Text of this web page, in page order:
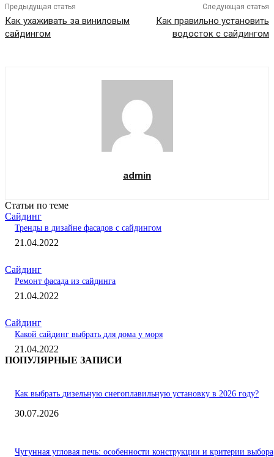
Предыдущая статья
Как ухаживать за виниловым
сайдингом
Следующая статья
Как правильно установить
водосток с сайдингом
admin
Статьи по теме
Сайдинг
Тренды в дизайне фасадов с сайдингом
21.04.2022
Сайдинг
Ремонт фасада из сайдинга
21.04.2022
Сайдинг
Какой сайдинг выбрать для дома у моря
21.04.2022
ПОПУЛЯРНЫЕ ЗАПИСИ
Как выбрать дизельную снегоплавильную установку в 2026 году?
30.07.2026
Чугунная угловая печь: особенности конструкции и критерии выбора